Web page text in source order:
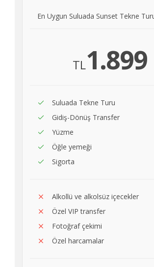
En Uygun Suluada Sunset Tekne
TL1.899
Suluada Tekne Turu
Gidiş-Dönüş Transfer
Yüzme
Öğle yemeği
Sigorta
Alkollü ve alkolsüz içecekler
Özel VIP transfer
Fotoğraf çekimi
Özel harcamalar